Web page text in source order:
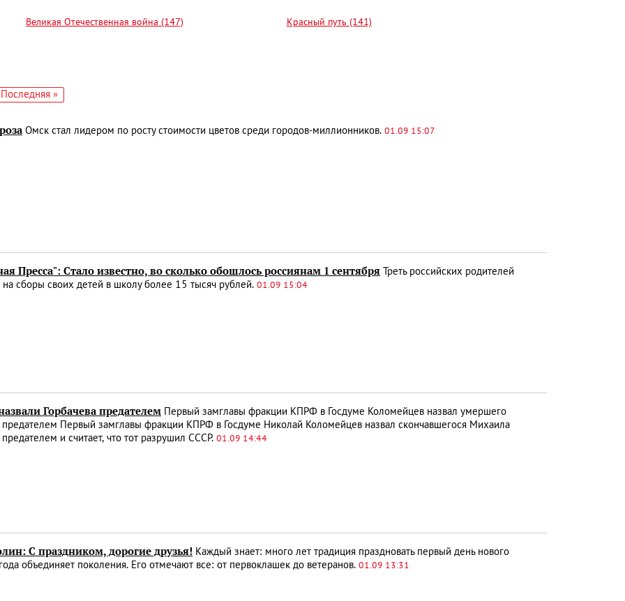
Великая Отечественная война (147) Красный путь (141)
Последняя
Последняя »
Омск стал лидером по росту стоимости цветов среди городов-миллионников. 01.09 15:07
Пресса": Стало известно, во сколько обошлось россиянам 1 сентября Треть российских родителей
на сборы своих детей в школу более 15 тысяч рублей. 01.09 15:04
Горбачева предателем Первый замглавы фракции КПРФ в Госдуме Коломейцев назвал умершего
предателем Первый замглавы фракции КПРФ в Госдуме Николай Коломейцев назвал скончавшегося Михаила
предателем и считает, что тот разрушил СССР. 01.09 14:44
С праздником, дорогие друзья! Каждый знает: много лет традиция праздновать первый день нового
объединяет поколения. Его отмечают все: от первоклашек до ветеранов. 01.09 13:31